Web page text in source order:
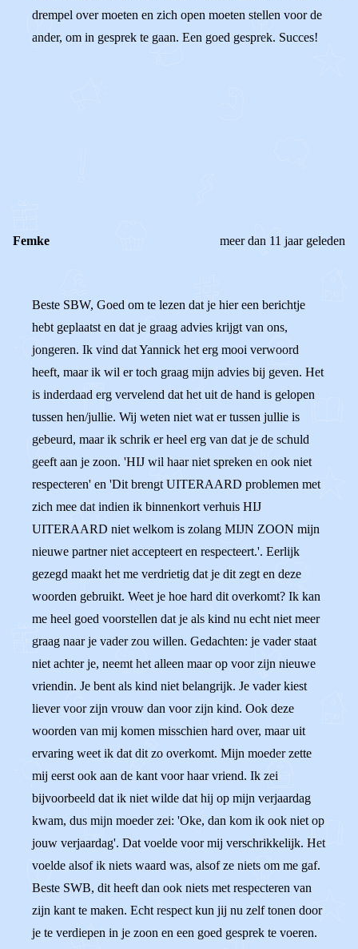
drempel over moeten en zich open moeten stellen voor de
ander, om in gesprek te gaan. Een goed gesprek. Succes!
Femke meer dan 11 jaar geleden
Beste SBW, Goed om te lezen dat je hier een berichtje
hebt geplaatst en dat je graag advies krijgt van ons,
jongeren. Ik vind dat Yannick het erg mooi verwoord
heeft, maar ik wil er toch graag mijn advies bij geven. Het
is inderdaad erg vervelend dat het uit de hand is gelopen
tussen hen/jullie. Wij weten niet wat er tussen jullie is
gebeurd, maar ik schrik er heel erg van dat je de schuld
geeft aan je zoon. 'HIJ wil haar niet spreken en ook niet
respecteren' en 'Dit brengt UITERAARD problemen met
zich mee dat indien ik binnenkort verhuis HIJ
UITERAARD niet welkom is zolang MIJN ZOON mijn
nieuwe partner niet accepteert en respecteert.'. Eerlijk
gezegd maakt het me verdrietig dat je dit zegt en deze
woorden gebruikt. Weet je hoe hard dit overkomt? Ik kan
me heel goed voorstellen dat je als kind nu echt niet meer
graag naar je vader zou willen. Gedachten: je vader staat
niet achter je, neemt het alleen maar op voor zijn nieuwe
vriendin. Je bent als kind niet belangrijk. Je vader kiest
liever voor zijn vrouw dan voor zijn kind. Ook deze
woorden van mij komen misschien hard over, maar uit
ervaring weet ik dat dit zo overkomt. Mijn moeder zette
mij eerst ook aan de kant voor haar vriend. Ik zei
bijvoorbeeld dat ik niet wilde dat hij op mijn verjaardag
kwam, dus mijn moeder zei: 'Oke, dan kom ik ook niet op
jouw verjaardag'. Dat voelde voor mij verschrikkelijk. Het
voelde alsof ik niets waard was, alsof ze niets om me gaf.
Beste SWB, dit heeft dan ook niets met respecteren van
zijn kant te maken. Echt respect kun jij nu zelf tonen door
je te verdiepen in je zoon en een goed gesprek te voeren.